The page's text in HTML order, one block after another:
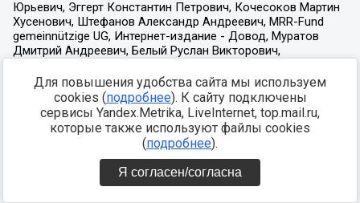
Для повышения удобства сайта мы используем
cookies (подробнее). К сайту подключены
сервисы Yandex.Metrika, LiveInternet, top.mail.ru,
которые также используют файлы cookies
(подробнее).
Я согласен/согласна